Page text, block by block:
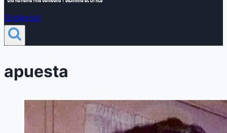
Groleros!
apuesta